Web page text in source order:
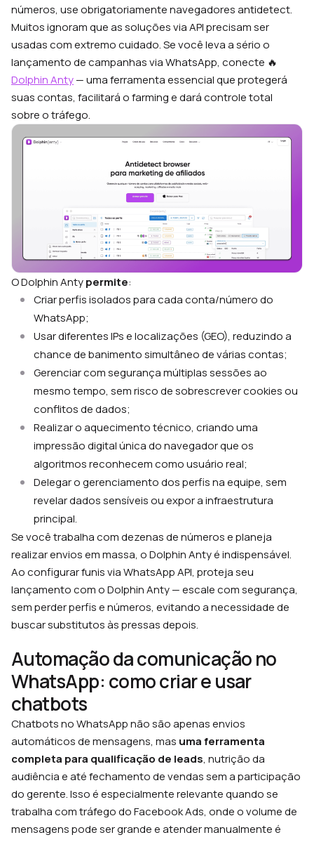
números, use obrigatoriamente navegadores antidetect.
Muitos ignoram que as soluções via API precisam ser
usadas com extremo cuidado. Se você leva a sério o
lançamento de campanhas via WhatsApp, conecte 🔥
Dolphin Anty— uma ferramenta essencial que protegerá
suas contas, facilitará o farming e dará controle total
sobre o tráfego.
O Dolphin Antypermite:
Criar perfis isolados para cada conta/número do
WhatsApp;
Usar diferentes IPs e localizações (GEO), reduzindo a
chance de banimento simultâneo de várias contas;
Gerenciar com segurança múltiplas sessões ao
mesmo tempo, sem risco de sobrescrever cookies ou
conflitos de dados;
Realizar o aquecimento técnico, criando uma
impressão digital única do navegador que os
algoritmos reconhecem como usuário real;
Delegar o gerenciamento dos perfis na equipe, sem
revelar dados sensíveis ou expor a infraestrutura
principal.
Se você trabalha com dezenas de números e planeja
realizar envios em massa, o Dolphin Anty é indispensável.
Ao configurar funis via WhatsApp API, proteja seu
lançamento com o Dolphin Anty — escale com segurança,
sem perder perfis e números, evitando a necessidade de
buscar substitutos às pressas depois.
Automação da comunicação no
WhatsApp: como criar e usar
chatbots
Chatbots no WhatsApp não são apenas envios
automáticos de mensagens, mas uma ferramenta
completa para qualificação de leads, nutrição da
audiência e até fechamento de vendas sem a participação
do gerente. Isso é especialmente relevante quando se
trabalha com tráfego do Facebook Ads, onde o volume de
mensagens pode ser grande e atender manualmente é